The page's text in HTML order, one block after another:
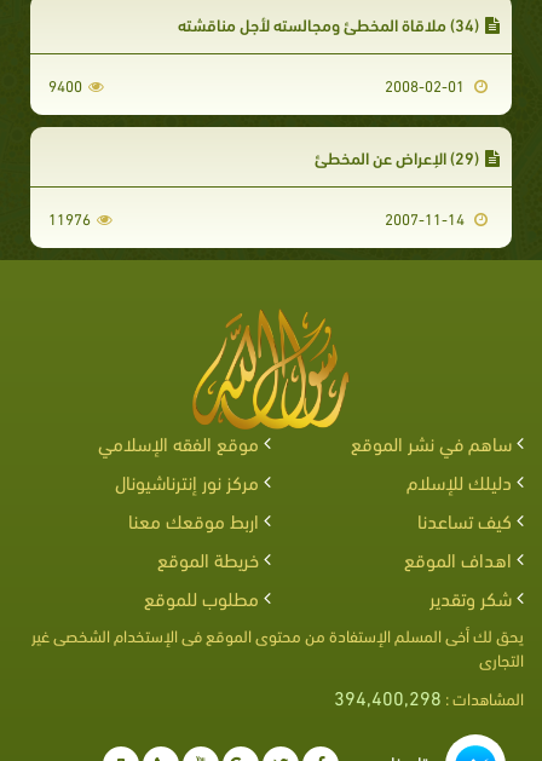
(34) ملاقاة المخطئ ومجالسته لأجل مناقشته
9400
(29) الإعراض عن المخطئ
11976
ساهم في نشر الموقع
موقع الفقه الإسلامي
دليلك للإسلام
مركز نور إنترناشيونال
كيف تساعدنا
اربط موقعك معنا
اهداف الموقع
خريطة الموقع
شكر وتقدير
مطلوب للموقع
يحق لك أخى المسلم الإستفادة من محتوى الموقع فى الإستخدام الشخصى غير
التجارى
المشاهدات : 394,400,298